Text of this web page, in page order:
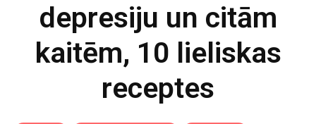
depresiju un citām
kaitēm, 10 lieliskas
receptes